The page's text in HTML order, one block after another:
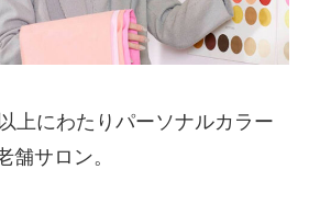
上にわたりパーソナルカラー
舗サロン。